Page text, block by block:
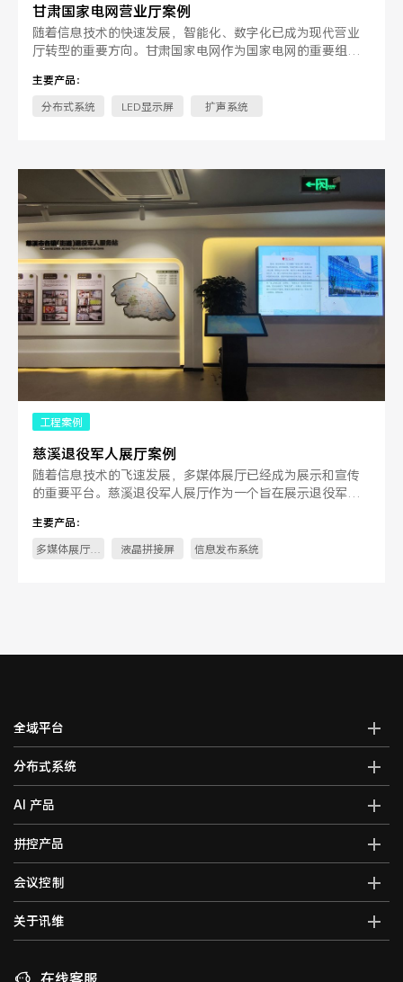
甘肃国家电网营业厅案例
随着信息技术的快速发展，智能化、数字化已成为现代营业
厅转型的重要方向。甘肃国家电网作为国家电网的重要组成
主要产品：
分布式系统
LED显示屏 扩声系统
工程案例
慈溪退役军人展厅案例
随着信息技术的飞速发展，多媒体展厅已经成为展示和宣传
的重要平台。慈溪退役军人展厅作为一个旨在展示退役军人
系统来提升展。
主要产品：
多媒体展厅控
液晶拼接屏 信息发布系统
全域平台
全域智能矩阵系统
智能会议一体化主机
音视频综合一体机
车载音视频综合一体机
分布式系统
光纤kvm坐席系统
5G图传系统
分布式节点
高清视频编码器
AI 产品
AI大屏过滤系统
拼控产品
高清画面分割器
LED视频处理器
会议控制
关于讯维
联系我们
在线客服